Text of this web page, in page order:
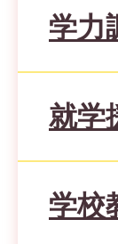
学力
就学
学校